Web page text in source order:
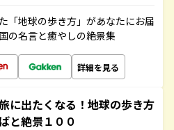
「地球の歩き方」があなたにお届
の名言と癒やしの絶景集
詳細を見る
に出たくなる！地球の歩き方
と絶景１００